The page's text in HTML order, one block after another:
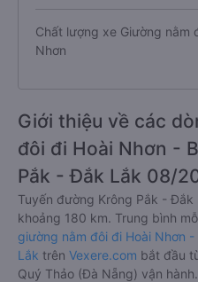
Chất lượng xe Giường nằm
Nhơn
Giới thiệu về các
đôi đi Hoài Nhơn -
Pắk - Đắk Lắk 08/
Tuyến đường Krông Pắk -
khoảng 180 km. Trung bình
giường nằm đôi đi Hoài Nhơn
Lắk trên Vexere.com bắt đầu
Quý Thảo (Đà Nẵng) vận hành.